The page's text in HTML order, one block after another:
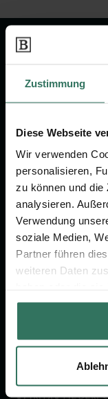
Zustimmung
Diese Webseite
Wir verwenden
personalisieren,
zu können und die
analysieren.
Verwendung
soziale Medien,
Partner führen
weiteren Daten
gesammelt haben.
Wir sind
um das
Vorsorge.
FÜR SIE
Vergleich
Ratgeber
Verzeichnis